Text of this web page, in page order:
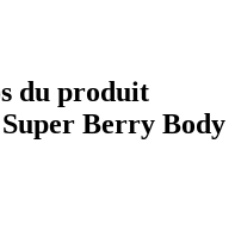
du produit
Berry Body